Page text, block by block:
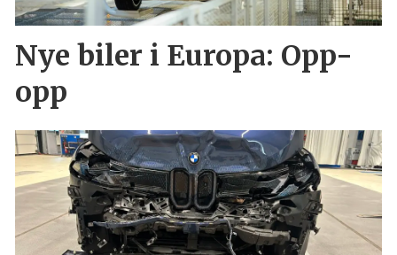
Nye biler i Europa: Opp-
opp